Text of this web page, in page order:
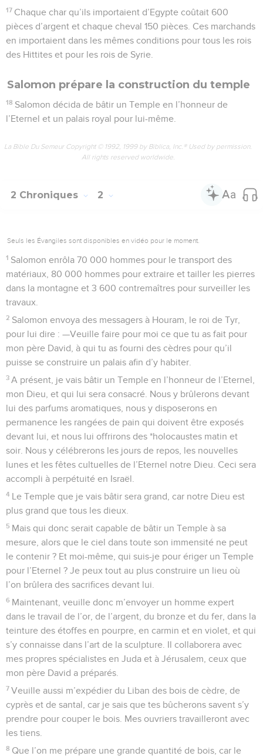
17 Chaque char qu’ils importaient d’Egypte coûtait 600
pièces d’argent et chaque cheval 150 pièces. Ces marchands
en importaient dans les mêmes conditions pour tous les rois
des Hittites et pour les rois de Syrie.
Salomon prépare la construction du temple
18 Salomon décida de bâtir un Temple en l’honneur de
l’Eternel et un palais royal pour lui-même.
La Bible Du Semeur Copyright © 1992, 1999 by Biblica, Inc.® Used by permission.
All rights reserved worldwide.
2 Chroniques 2
Seuls les Évangiles sont disponibles en vidéo pour le moment.
1 Salomon enrôla 70 000 hommes pour le transport des
matériaux, 80 000 hommes pour extraire et tailler les pierres
dans la montagne et 3 600 contremaîtres pour surveiller les
travaux.
2 Salomon envoya des messagers à Houram, le roi de Tyr,
pour lui dire : —Veuille faire pour moi ce que tu as fait pour
mon père David, à qui tu as fourni des cèdres pour qu’il
puisse se construire un palais afin d’y habiter.
3 A présent, je vais bâtir un Temple en l’honneur de l’Eternel,
mon Dieu, et qui lui sera consacré. Nous y brûlerons devant
lui des parfums aromatiques, nous y disposerons en
permanence les rangées de pain qui doivent être exposés
devant lui, et nous lui offrirons des *holocaustes matin et
soir. Nous y célébrerons les jours de repos, les nouvelles
lunes et les fêtes cultuelles de l’Eternel notre Dieu. Ceci sera
accompli à perpétuité en Israël.
4 Le Temple que je vais bâtir sera grand, car notre Dieu est
plus grand que tous les dieux.
5 Mais qui donc serait capable de bâtir un Temple à sa
mesure, alors que le ciel dans toute son immensité ne peut
le contenir ? Et moi-même, qui suis-je pour ériger un Temple
pour l’Eternel ? Je peux tout au plus construire un lieu où
l’on brûlera des sacrifices devant lui.
6 Maintenant, veuille donc m’envoyer un homme expert
dans le travail de l’or, de l’argent, du bronze et du fer, dans la
teinture des étoffes en pourpre, en carmin et en violet, et qui
s’y connaisse dans l’art de la sculpture. Il collaborera avec
mes propres spécialistes en Juda et à Jérusalem, ceux que
mon père David a préparés.
7 Veuille aussi m’expédier du Liban des bois de cèdre, de
cyprès et de santal, car je sais que tes bûcherons savent s’y
prendre pour couper le bois. Mes ouvriers travailleront avec
les tiens.
8 Que l’on me prépare une grande quantité de bois, car le